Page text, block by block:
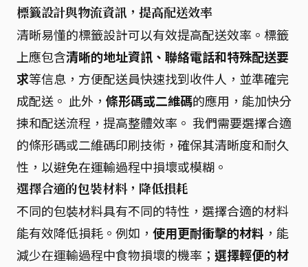
標籤設計與物流資訊，提高配送效率
清晰易懂的標籤設計可以有效提高配送效率。標籤
上應包含清晰的地址資訊、聯絡電話和特殊配送要
求等信息，方便配送員快速找到收件人，並準確完
成配送。 此外， 條形碼或二維碼的應用，能加快分
揀和配送流程，提高整體效率。 我們需要選擇合適
的條形碼或二維碼印刷技術，確保其清晰度和耐久
性，以避免在運輸過程中損壞或模糊。
選擇合適的包裝材料，降低損耗
不同的包裝材料具有不同的特性，選擇合適的材料
能有效降低損耗。例如， 使用更耐衝擊的材料 ，能
減少在運輸過程中食物損壞的機率； 選擇輕便的材